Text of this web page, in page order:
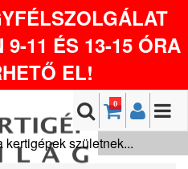
11 ÉS 13-15 ÓRA
EL!
0
születnek...